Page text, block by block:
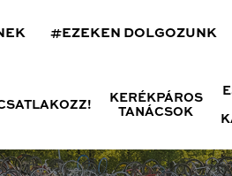
#EZEKEN DOLGOZUNK
KERÉKPÁROS
TANÁCSOK